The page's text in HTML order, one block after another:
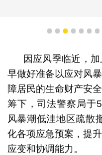
1 2 3 4 5 6 7
因应风季临近，
早做好准备以应对风
障居民的生命财产安
筹下，司法警察局于
风暴潮低洼地区疏散
化各项应急预案，提
应变和协调能力。